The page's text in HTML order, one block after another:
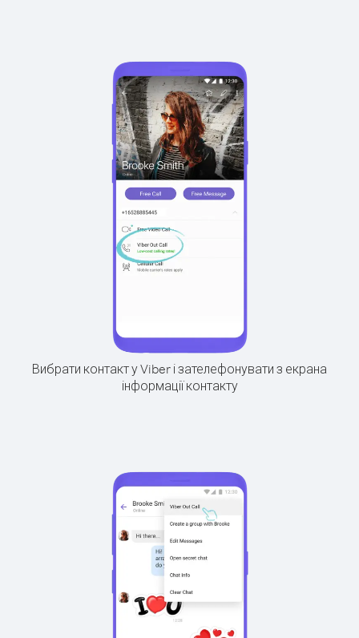
Вибрати контакт у Viber і зателефонувати з екрана
інформації контакту